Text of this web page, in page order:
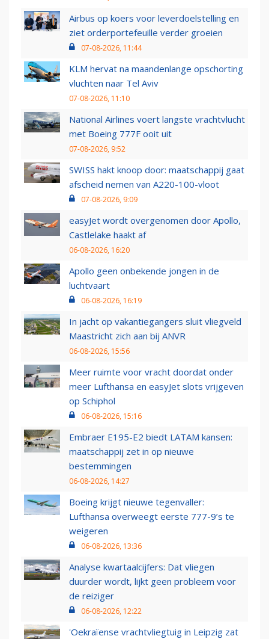
Airbus op koers voor leverdoelstelling en
ziet orderportefeuille verder groeien
07-08-2026, 11:44
KLM hervat na maandenlange opschorting
vluchten naar Tel Aviv
07-08-2026, 11:10
National Airlines voert langste vrachtvlucht
met Boeing 777F ooit uit
07-08-2026, 9:52
SWISS hakt knoop door: maatschappij gaat
afscheid nemen van A220-100-vloot
07-08-2026, 9:09
easyJet wordt overgenomen door Apollo,
Castlelake haakt af
06-08-2026, 16:20
Apollo geen onbekende jongen in de
luchtvaart
06-08-2026, 16:19
In jacht op vakantiegangers sluit vliegveld
Maastricht zich aan bij ANVR
06-08-2026, 15:56
Meer ruimte voor vracht doordat onder
meer Lufthansa en easyJet slots vrijgeven
op Schiphol
06-08-2026, 15:16
Embraer E195-E2 biedt LATAM kansen:
maatschappij zet in op nieuwe
bestemmingen
06-08-2026, 14:27
Boeing krijgt nieuwe tegenvaller:
Lufthansa overweegt eerste 777-9’s te
weigeren
06-08-2026, 13:36
Analyse kwartaalcijfers: Dat vliegen
duurder wordt, lijkt geen probleem voor
de reiziger
06-08-2026, 12:22
'Oekraïense vrachtvliegtuig in Leipzig zat